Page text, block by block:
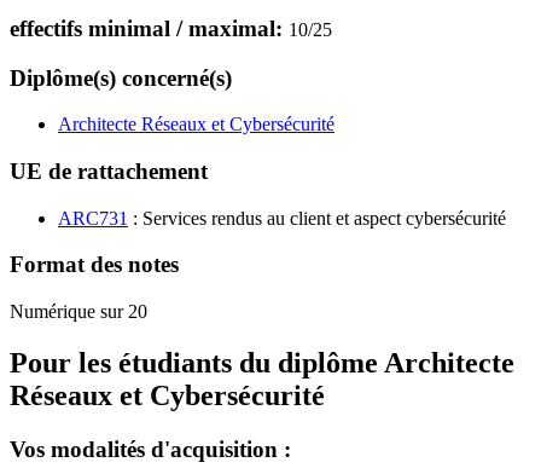
effectifs minimal / maximal: 10/25
Diplôme(s) concerné(s)
Architecte Réseaux et Cybersécurité
UE de rattachement
ARC731 : Services rendus au client et aspect cybersécurité
Format des notes
Numérique sur 20
Pour les étudiants du diplôme Architecte
Réseaux et Cybersécurité
Vos modalités d'acquisition :